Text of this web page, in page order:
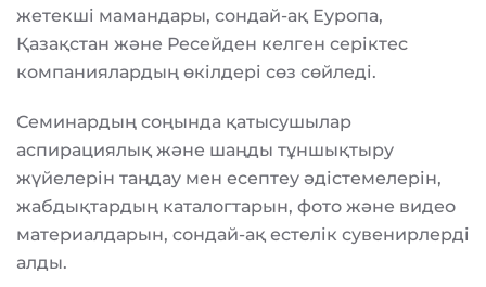
жетекші мамандары, сондай-ақ Еуропа,
Қазақстан және Ресейден келген серіктес
компаниялардың өкілдері сөз сөйледі.
Семинардың соңында қатысушылар
аспирациялық және шаңды тұншықтыру
жүйелерін таңдау мен есептеу әдістемелерін,
жабдықтардың каталогтарын, фото және видео
материалдарын, сондай-ақ естелік сувенирлерді
алды.